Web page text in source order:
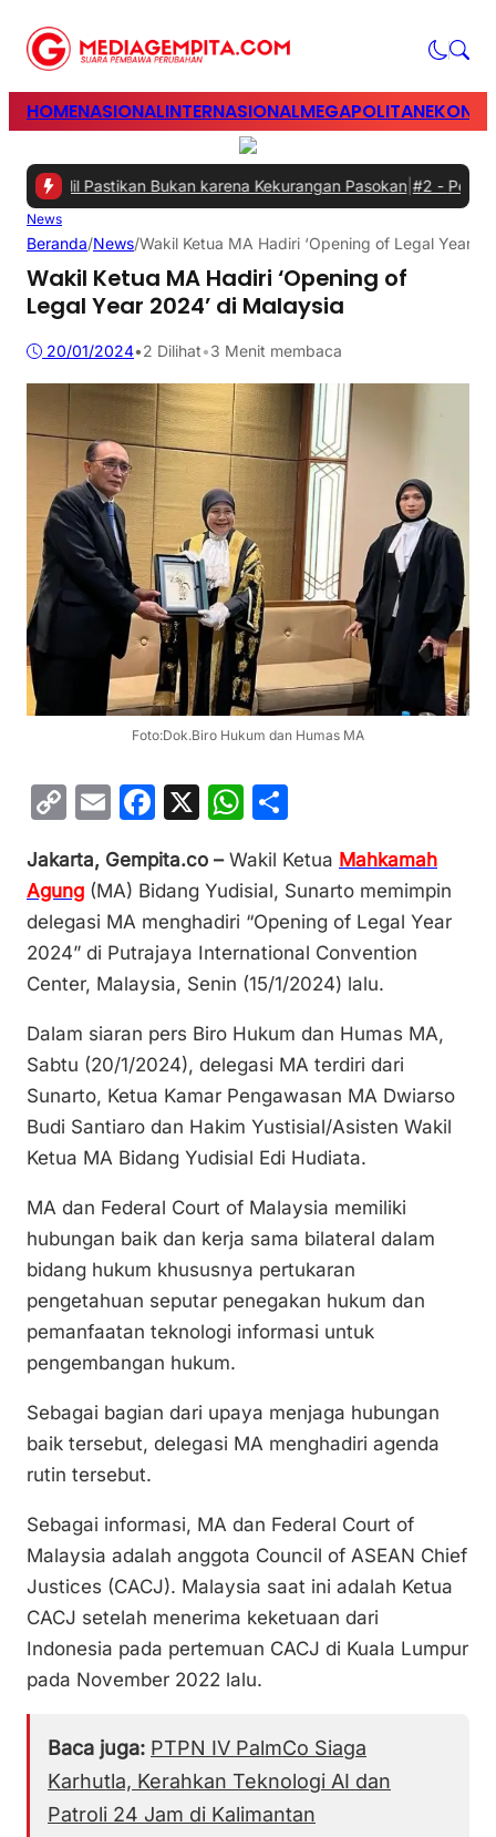
HOMENASIONALINTERNASIONALMEGAPOLITAN
Pastikan Bukan karena Kekurangan Pasokan|#2 -Perkuat
News
Beranda/News/Wakil Ketua MA Hadiri ‘Opening of Legal Year
Wakil Ketua MA Hadiri ‘Opening of
Legal Year 2024’ di Malaysia
20/01/2024•2 Dilihat•3 Menit membaca
Foto:Dok.Biro Hukum dan Humas MA
C
p
y
Li
n
E
ai
l
F
c
e
b
o
k
X
W
at
s
A
p
ar
e
Jakarta, Gempita.co –Wakil Ketua Mahkamah
Agung (MA) Bidang Yudisial, Sunarto memimpin
delegasi MA menghadiri “Opening of Legal Year
2024” di Putrajaya International Convention
Center, Malaysia, Senin (15/1/2024) lalu.
Dalam siaran pers Biro Hukum dan Humas MA,
Sabtu (20/1/2024), delegasi MA terdiri dari
Sunarto, Ketua Kamar Pengawasan MA Dwiarso
Budi Santiaro dan Hakim Yustisial/Asisten Wakil
Ketua MA Bidang Yudisial Edi Hudiata.
MA dan Federal Court of Malaysia memiliki
hubungan baik dan kerja sama bilateral dalam
bidang hukum khususnya pertukaran
pengetahuan seputar penegakan hukum dan
pemanfaatan teknologi informasi untuk
pengembangan hukum.
Sebagai bagian dari upaya menjaga hubungan
baik tersebut, delegasi MA menghadiri agenda
rutin tersebut.
Sebagai informasi, MA dan Federal Court of
Malaysia adalah anggota Council of ASEAN Chief
Justices (CACJ). Malaysia saat ini adalah Ketua
CACJ setelah menerima keketuaan dari
Indonesia pada pertemuan CACJ di Kuala Lumpur
pada November 2022 lalu.
Baca juga: PTPN IV PalmCo Siaga
Karhutla, Kerahkan Teknologi AI dan
Patroli 24 Jam di Kalimantan